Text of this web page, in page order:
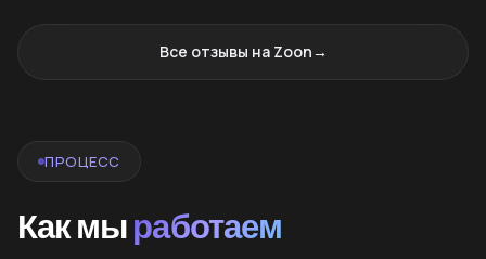
Все отзывы на Zoon→
ПРОЦЕСС
Как мыработаем